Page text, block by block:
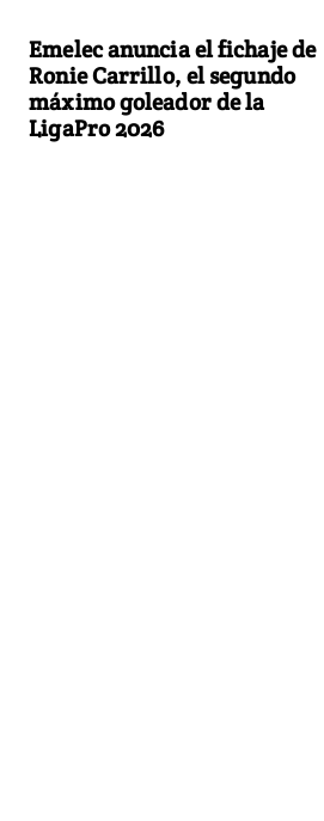
Emelec anuncia el fichaje de
Ronie Carrillo, el segundo
máximo goleador de la
LigaPro 2026